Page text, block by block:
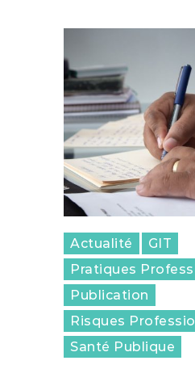
Actualité
GIT
Pratiques
Publication
Risques
Santé Publique